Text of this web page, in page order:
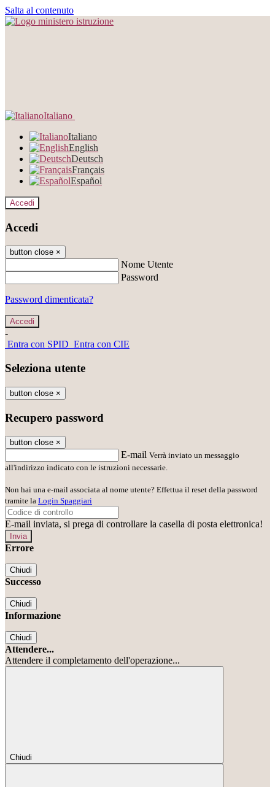
Salta al contenuto
Italiano
Italiano
English
Deutsch
Français
Español
Accedi
Accedi
button close ×
Nome Utente
Password
Password dimenticata?
-
Entra con SPID Entra con CIE
Seleziona utente
button close ×
Recupero password
button close ×
E-mail Verrà inviato un messaggio
all'indirizzo indicato con le istruzioni necessarie.
Non hai una e-mail associata al nome utente? Effettua il reset della password
tramite la Login Spaggiari
E-mail inviata, si prega di controllare la casella di posta elettronica!
Errore
Chiudi
Successo
Chiudi
Informazione
Chiudi
Attendere...
Attendere il completamento dell'operazione...
Chiudi